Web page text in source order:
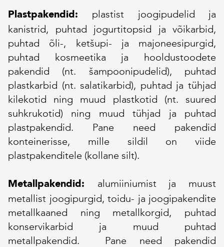
Plastpakendid: plastist joogipudelid ja
kanistrid, puhtad jogurtitopsid ja võikarbid,
puhtad õli-, ketšupi- ja majoneesipurgid,
puhtad kosmeetika ja hooldustoodete
pakendid (nt. šampoonipudelid), puhtad
plastkarbid (nt. salatikarbid), puhtad ja tühjad
kilekotid ning muud plastkotid (nt. suured
suhkrukotid) ning muud tühjad ja puhtad
plastpakendid. Pane need pakendid
konteinerisse, mille sildil on viide
plastpakenditele (kollane silt).
Metallpakendid: alumiiniumist ja muust
metallist joogipurgid, toidu- ja joogipakendite
metallkaaned ning metallkorgid, puhtad
konservikarbid ja muud puhtad
metallpakendid. Pane need pakendid